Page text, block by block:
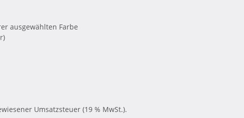
ausgewählten Farbe
Umsatzsteuer (19 % MwSt.).